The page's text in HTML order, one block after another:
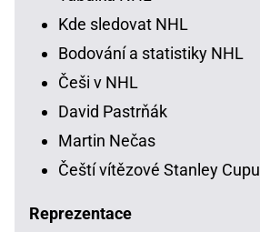
Kde sledovat NHL
Bodování a statistiky NHL
Češi v NHL
David Pastrňák
Martin Nečas
Čeští vítězové Stanley Cupu
Reprezentace